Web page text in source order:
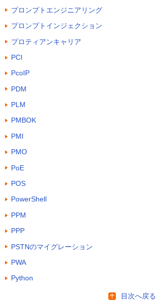
プロンプトエンジニアリング
プロンプトインジェクション
プロティアンキャリア
PCI
PcoIP
PDM
PLM
PMBOK
PMI
PMO
PoE
POS
PowerShell
PPM
PPP
PSTNのマイグレーション
PWA
Python
目次へ戻る